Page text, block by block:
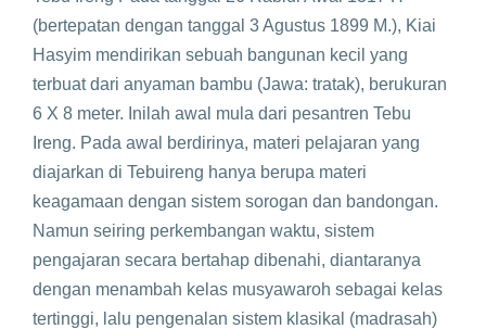
(bertepatan dengan tanggal 3 Agustus 1899 M.), Kiai
Hasyim mendirikan sebuah bangunan kecil yang
terbuat dari anyaman bambu (Jawa: tratak), berukuran
6 X 8 meter. Inilah awal mula dari pesantren Tebu
Ireng. Pada awal berdirinya, materi pelajaran yang
diajarkan di Tebuireng hanya berupa materi
keagamaan dengan sistem sorogan dan bandongan.
Namun seiring perkembangan waktu, sistem
pengajaran secara bertahap dibenahi, diantaranya
dengan menambah kelas musyawaroh sebagai kelas
tertinggi, lalu pengenalan sistem klasikal (madrasah)